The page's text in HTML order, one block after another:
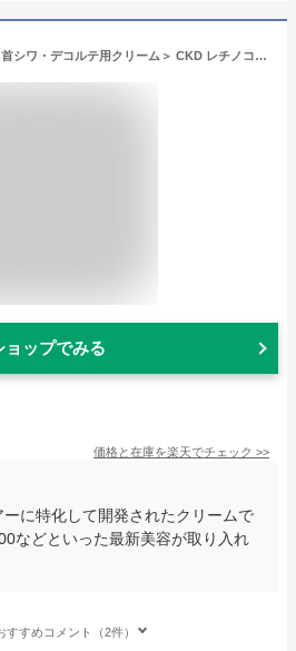
韓国エイジングケア＜首シワ・デコルテ用クリーム＞ CKD レチノコラーゲン低分子300 ネックカッサクリーム 首クリーム 首用クリーム ネッククリーム ローラークリーム 美容クリーム リフティング シミ シワ ほうれい線 美白 対策 首 韓国コスメ フィッシュコラーゲン
ョップでみる
価格と在庫を楽天でチェック >>
に特化して開発されたクリームで
などといった最新美容が取り入れ
すすめコメント（2件）